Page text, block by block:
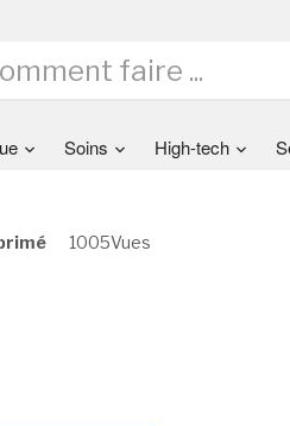
Soins High-tech
1005Vues